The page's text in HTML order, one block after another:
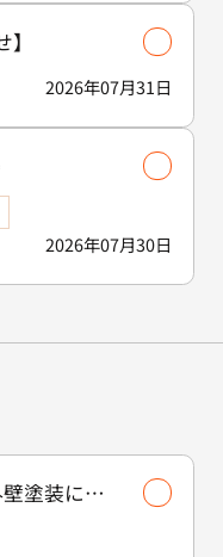
2026年07月31日
2026年07月30日
塗装に影
の方へ